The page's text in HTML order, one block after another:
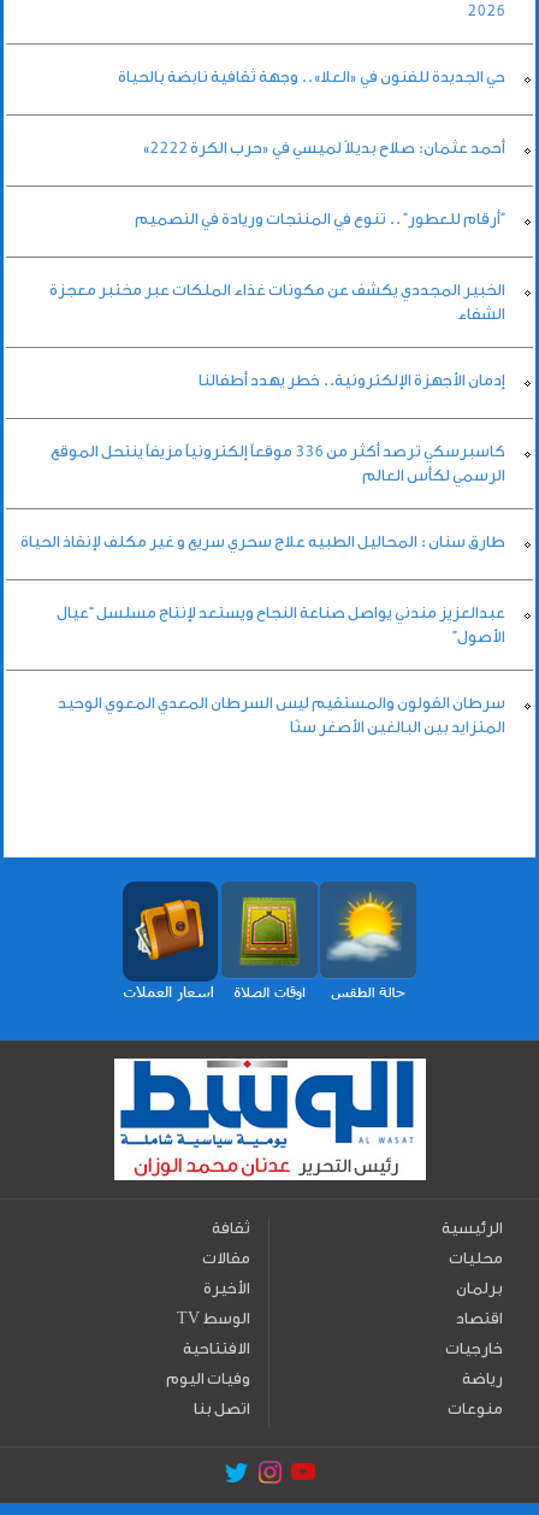
2026
حي الجديدة للفنون في «العلا».. وجهة ثقافية نابضة بالحياة
أحمد عثمان: صلاح بديلاً لميسي في «حرب الكرة 2222»
"أرقام للعطور" .. تنوع في المنتجات وريادة في التصميم
الخبير المجددي يكشف عن مكونات غذاء الملكات عبر مختبر معجزة
الشفاء
إدمان الأجهزة الإلكترونية.. خطر يهدد أطفالنا
كاسبرسكي ترصد أكثر من 336 موقعاً إلكترونياً مزيفاً ينتحل الموقع
الرسمي لكأس العالم
طارق سنان : المحاليل الطبيه علاج سحري سريع و غير مكلف لإنقاذ الحياة
عبدالعزيز مندني يواصل صناعة النجاح ويستعد لإنتاج مسلسل “عيال
الأصول”
سرطان القولون والمستقيم ليس السرطان المعدي المعوي الوحيد
المتزايد بين البالغين الأصغر سنًا
الرئيسية
محليات
برلمان
اقتصاد
خارجيات
رياضة
منوعات
ثقافة
مقالات
الأخيرة
TV الوسط
الافتتاحية
وفيات اليوم
اتصل بنا